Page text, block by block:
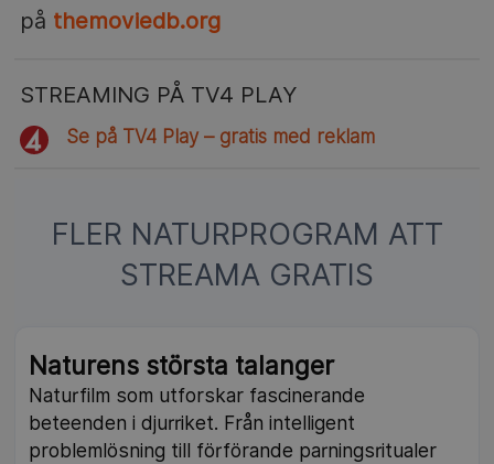
på themoviedb.org
STREAMING PÅ TV4 PLAY
Se på TV4 Play – gratis med reklam
FLER NATURPROGRAM ATT
STREAMA GRATIS
Naturens största talanger
Naturfilm som utforskar fascinerande
beteenden i djurriket. Från intelligent
problemlösning till förförande parningsritualer